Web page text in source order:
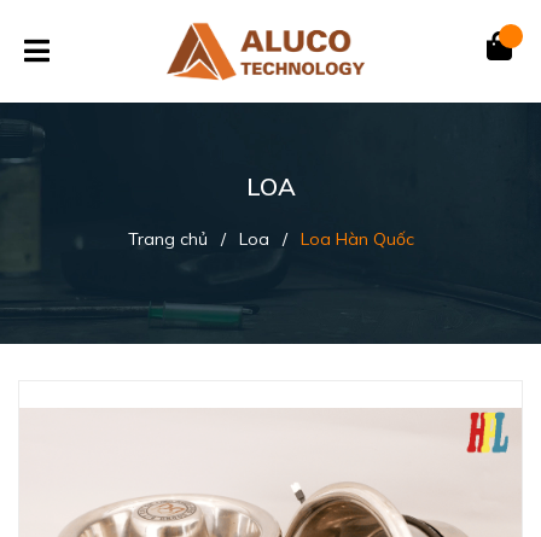
LOA
Trang chủ / Loa / Loa Hàn Quốc